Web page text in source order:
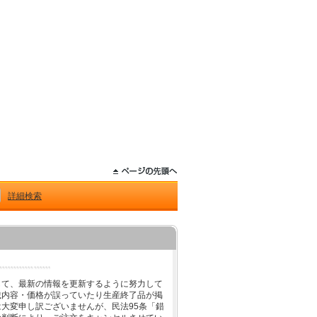
詳細検索
、最新の情報を更新するように努力して
容・価格が誤っていたり生産終了品が掲
変申し訳ございませんが、民法95条「錯